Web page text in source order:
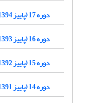
دوره 17 (پاییز 1394-1393)
دوره 16 (پاییز 1393-1392)
دوره 15 (پاییز 1392-1391)
دوره 14 (پاییز 1391-1390)